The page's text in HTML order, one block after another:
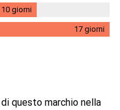
10 giorni
17 giorni
questo marchio nella